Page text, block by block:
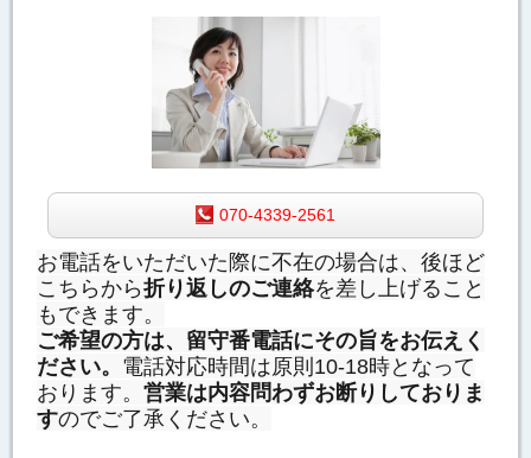
070-4339-2561
お電話をいただいた際に不在の場合は、後ほど
こちらから折り返しのご連絡を差し上げること
もできます。
ご希望の方は、留守番電話にその旨をお伝えく
ださい。 電話対応時間は原則10-18時となって
おります。 営業は内容問わずお断りしておりま
すのでご了承ください。